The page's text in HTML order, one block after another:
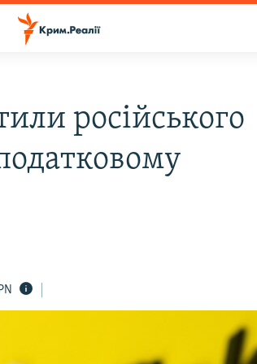
російського